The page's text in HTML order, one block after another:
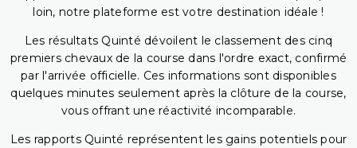
loin, notre plateforme est votre destination idéale !
Les résultats Quinté dévoilent le classement des cinq
premiers chevaux de la course dans l'ordre exact, confirmé
par l'arrivée officielle. Ces informations sont disponibles
quelques minutes seulement après la clôture de la course,
vous offrant une réactivité incomparable.
Les rapports Quinté représentent les gains potentiels pour